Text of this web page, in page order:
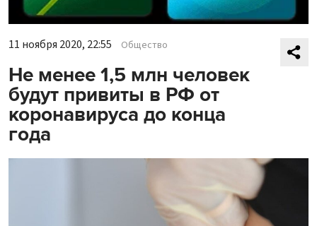
11 ноября 2020, 22:55 Общество
Не менее 1,5 млн человек
будут привиты в РФ от
коронавируса до конца
года